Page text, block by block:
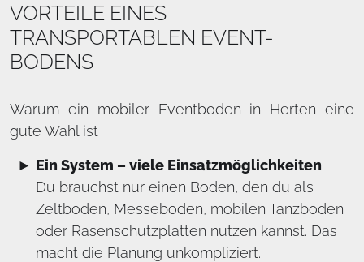
VORTEILE EINES
TRANSPORTABLEN EVENT-
BODENS
Warum ein mobiler Eventboden in Herten eine
gute Wahl ist
Ein System – viele Einsatzmöglichkeiten
Du brauchst nur einen Boden, den du als
Zeltboden, Messeboden, mobilen Tanzboden
oder Rasenschutzplatten nutzen kannst. Das
macht die Planung unkompliziert.